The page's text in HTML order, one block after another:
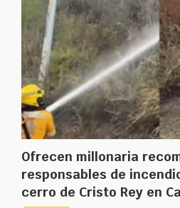
Ofrecen millonaria
responsables de
cerro de Cristo Rey en